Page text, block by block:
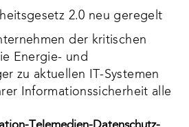
2.0 neu geregelt
der kritischen
Energie- und
zu aktuellen IT-Systemen
Informationssicherheit alle